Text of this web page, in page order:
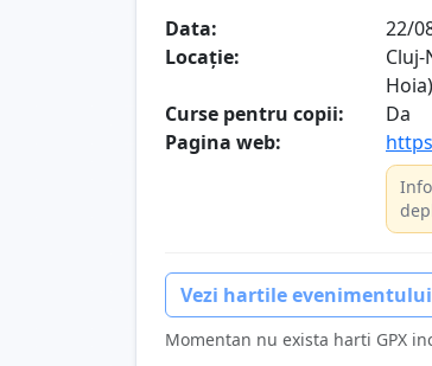
Data:
22/
Locație:
Hoia)
Curse pentru copii:
Da
Pagina web:
Vezi hartile evenimentului
Momentan nu exista harti GPX